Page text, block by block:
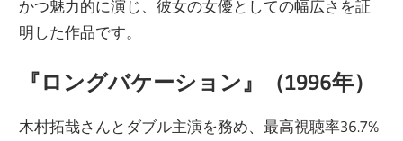
かつ魅力的に演じ、彼女の女優としての幅広さを証
明した作品です。
『ロングバケーション』（1996年）
木村拓哉さんとダブル主演を務め、最高視聴率36.7%